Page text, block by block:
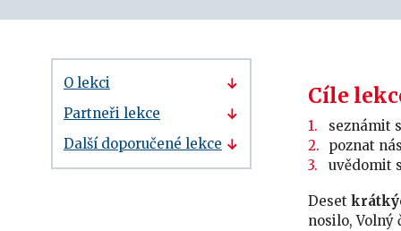
O lekci
Partneři lekce
Další doporučené lekce
Cíle
seznámit
poznat
uvědomit
Deset
nosilo, Volný